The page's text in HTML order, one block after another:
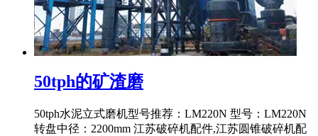
50tph的矿渣磨
50tph水泥立式磨机型号推荐：LM220N 型号：LM220N
转盘中径：2200mm 江苏破碎机配件,江苏圆锥破碎机配